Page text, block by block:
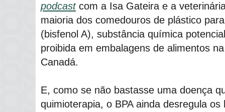
podcastcom a Isa Gateira e a
maioria dos comedouros de plástico
(bisfenol A), substância química
proibida em embalagens de alimentos
Canadá.
E, como se não bastasse uma doença
quimioterapia, o BPA ainda desregula